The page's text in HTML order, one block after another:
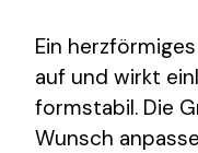
Ein
auf und wirkt
formstabil. Die
Wunsch